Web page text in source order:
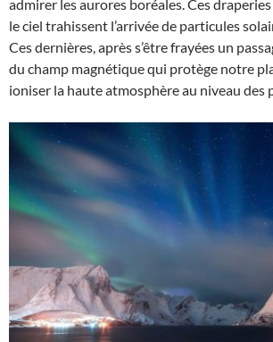
admirer les aurores boréales. Ces
le ciel trahissent l’arrivée de particules
Ces dernières, après s’être frayées un
du champ magnétique qui protège notre
ioniser la haute atmosphère au niveau des